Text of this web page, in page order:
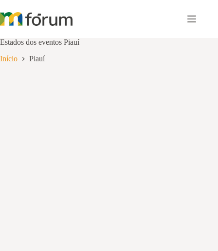
para
o
Estados dos eventos Piauí
Início Piauí